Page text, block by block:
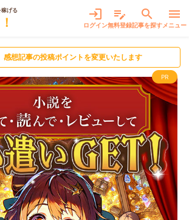
げる login
ログイン
edit_note
無料登録
search
記事を探す
menu
メニュー
想記事の投稿ポイントを変更いたします
PR